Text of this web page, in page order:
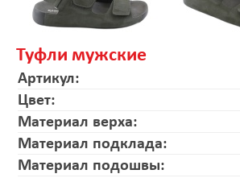
Туфли мужские
Артикул:
Цвет:
Материал верха:
Материал подклада:
Материал подошвы: